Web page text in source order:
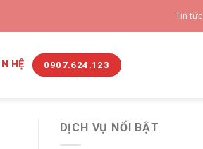
Tin tức
HỆ 0907.624.123
DỊCH VỤ NỔI BẬT